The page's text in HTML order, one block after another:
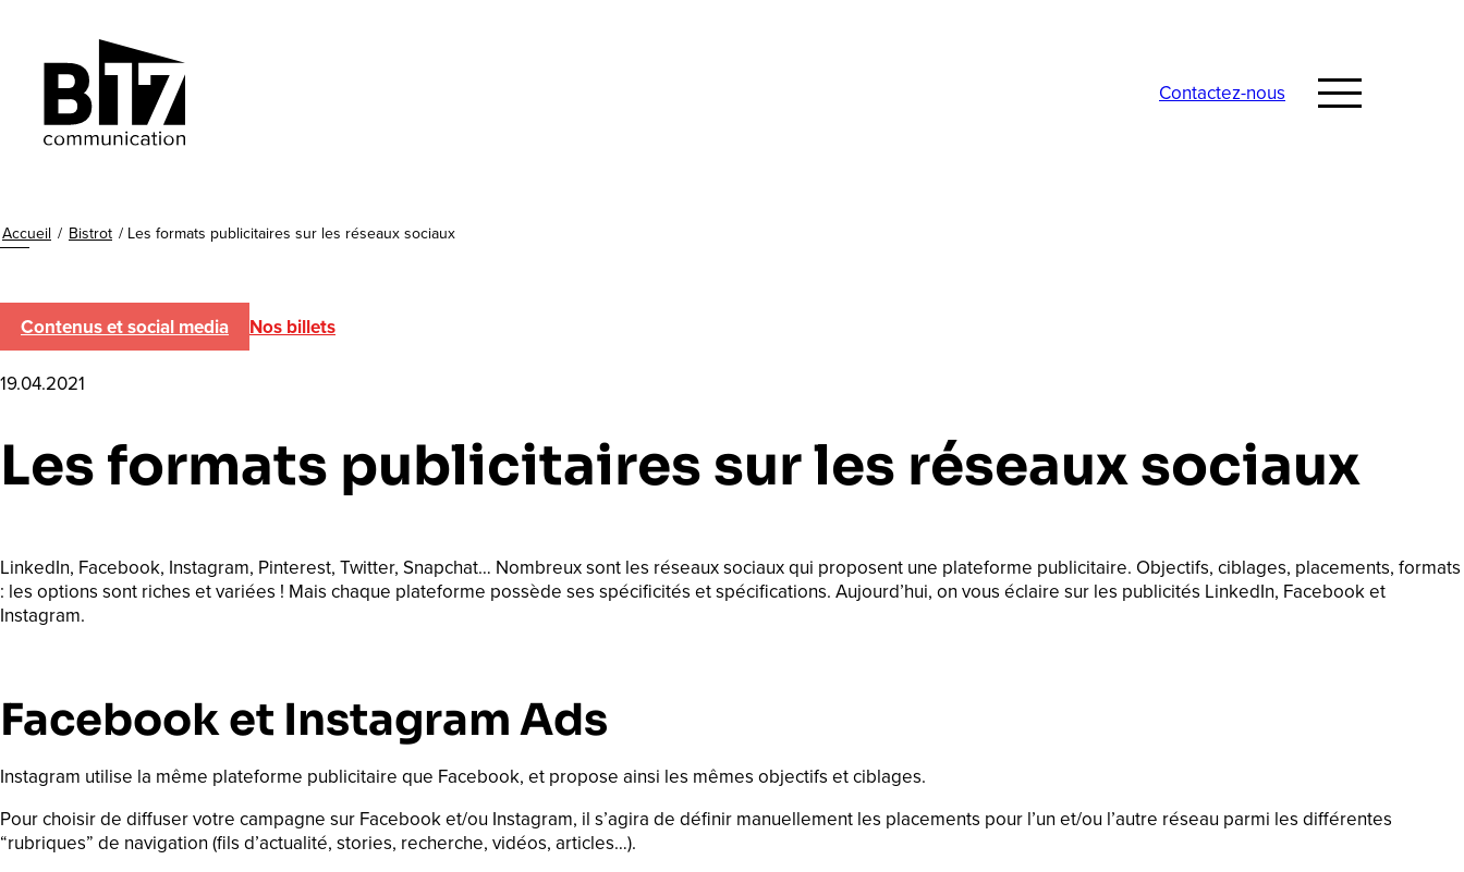
Contactez-nous
Accueil / Bistrot / Les formats publicitaires sur les réseaux sociaux
Contenus et social media Nos billets
19.04.2021
Les formats publicitaires sur les réseaux sociaux
LinkedIn, Facebook, Instagram, Pinterest, Twitter, Snapchat… Nombreux sont les réseaux sociaux qui proposent une plateforme publicitaire. Objectifs, ciblages, placements, formats
: les options sont riches et variées ! Mais chaque plateforme possède ses spécificités et spécifications. Aujourd’hui, on vous éclaire sur les publicités LinkedIn, Facebook et
Instagram.
Facebook et Instagram Ads
Instagram utilise la même plateforme publicitaire que Facebook, et propose ainsi les mêmes objectifs et ciblages.
Pour choisir de diffuser votre campagne sur Facebook et/ou Instagram, il s’agira de définir manuellement les placements pour l’un et/ou l’autre réseau parmi les différentes
“rubriques” de navigation (fils d’actualité, stories, recherche, vidéos, articles…).